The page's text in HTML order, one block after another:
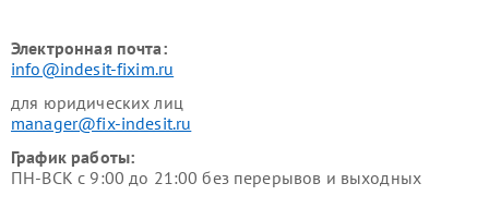
Электронная почта:
info@indesit-fixim.ru
для юридических лиц
manager@fix-indesit.ru
График работы:
ПН-ВСК с 9:00 до 21:00 без перерывов и выходных